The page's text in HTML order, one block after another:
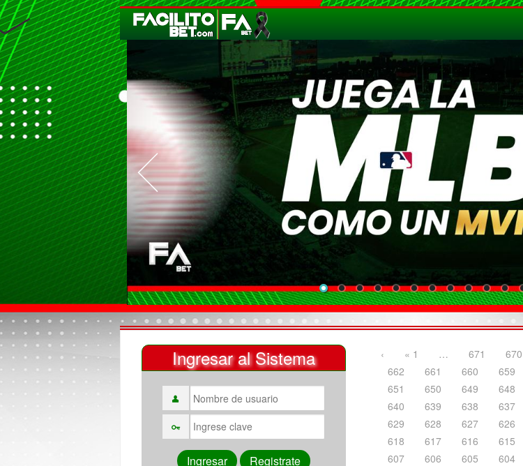
Ingresar al Sistema ‹ « 1 … 671 670
662
661 660 659
651
650 649 648
640
639 638 637
629
628 627 626
618
617 616 615
607
606 605 604